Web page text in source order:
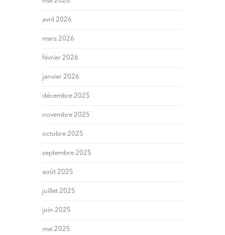
avril 2026
mars 2026
février 2026
janvier 2026
décembre 2025
novembre 2025
octobre 2025
septembre 2025
août 2025
juillet 2025
juin 2025
mai 2025